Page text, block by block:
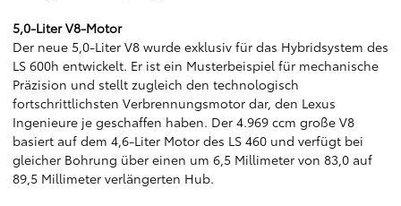
5,0-Liter V8-Motor
Der neue 5,0-Liter V8 wurde exklusiv für das Hybridsystem des
LS 600h entwickelt. Er ist ein Musterbeispiel für mechanische
Präzision und stellt zugleich den technologisch
fortschrittlichsten Verbrennungsmotor dar, den Lexus
Ingenieure je geschaffen haben. Der 4.969 ccm große V8
basiert auf dem 4,6-Liter Motor des LS 460 und verfügt bei
gleicher Bohrung über einen um 6,5 Millimeter von 83,0 auf
89,5 Millimeter verlängerten Hub.